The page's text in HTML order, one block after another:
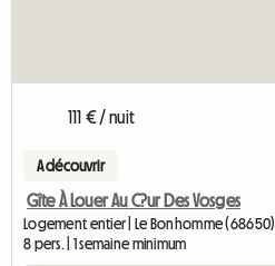
111 € / nuit
A découvrir
Gîte À Louer Au C?ur Des Vosges
Logement entier | Le Bonhomme (68650)
8 pers. | 1 semaine minimum